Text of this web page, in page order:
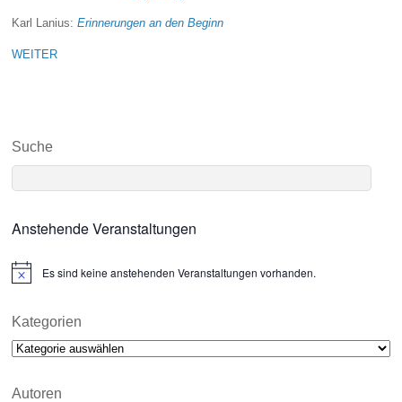
Karl Lanius:Erinnerungen an den Beginn
WEITER
Suche
Anstehende Veranstaltungen
N
i
e
Es sind keine anstehenden Veranstaltungen vorhanden.
Kategorien
Kategorien
Autoren